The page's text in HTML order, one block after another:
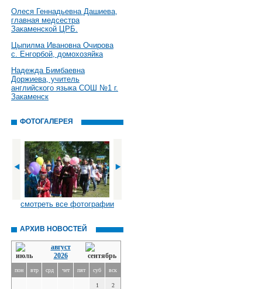
Олеся Геннадьевна Дашиева,
главная медсестра
Закаменской ЦРБ.
Цыпилма Ивановна Очирова
с. Енгорбой, домохозяйка
Надежда Бимбаевна
Доржиева, учитель
английского языка СОШ №1 г.
Закаменск
ФОТОГАЛЕРЕЯ
смотреть все фотографии
АРХИВ НОВОСТЕЙ
август
2026
пон втр срд чет пят суб вск
1 2